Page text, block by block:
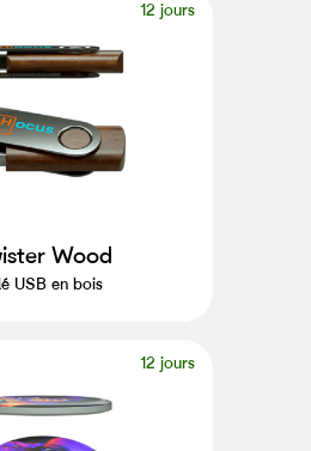
12 jours
Wood
USB en bois
12 jours